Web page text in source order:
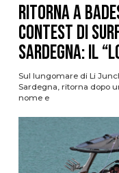
Ritorna a
contest di
Sardegna: il
Sul lungomare di Li
Sardegna, ritorna dopo
nome e